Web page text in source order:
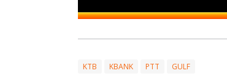
KTB KBANK PTT GULF